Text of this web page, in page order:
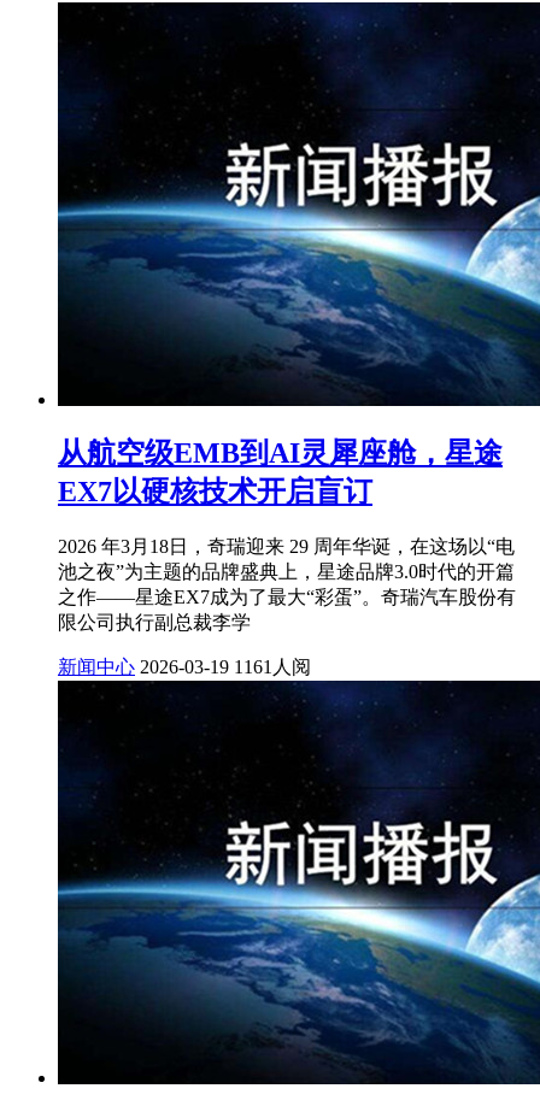
从航空级EMB到AI灵犀座舱，星途
EX7以硬核技术开启盲订
2026 年3月18日，奇瑞迎来 29 周年华诞，在这场以“电
池之夜”为主题的品牌盛典上，星途品牌3.0时代的开篇
之作——星途EX7成为了最大“彩蛋”。奇瑞汽车股份有
限公司执行副总裁李学
新闻中心 2026-03-19 1161人阅